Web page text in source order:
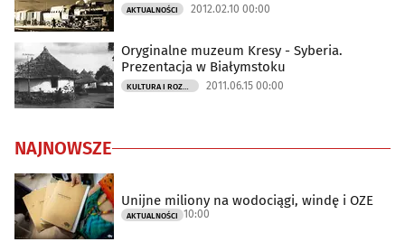
AKTUALNOŚCI 2012.02.10 00:00
Oryginalne muzeum Kresy - Syberia.
Prezentacja w Białymstoku
KULTURA I ROZRYWKA 2011.06.15 00:00
NAJNOWSZE
Unijne miliony na wodociągi, windę i OZE
AKTUALNOŚCI 10:00